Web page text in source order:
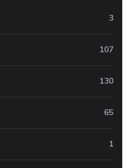
3
107
130
65
1